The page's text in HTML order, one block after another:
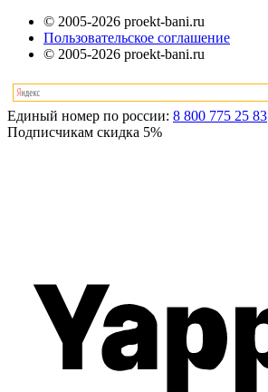
© 2005-2026 proekt-bani.ru
Пользовательское соглашение
© 2005-2026 proekt-bani.ru
Единый номер по россии: 8 800 775 25 83
Подписчикам скидка 5%